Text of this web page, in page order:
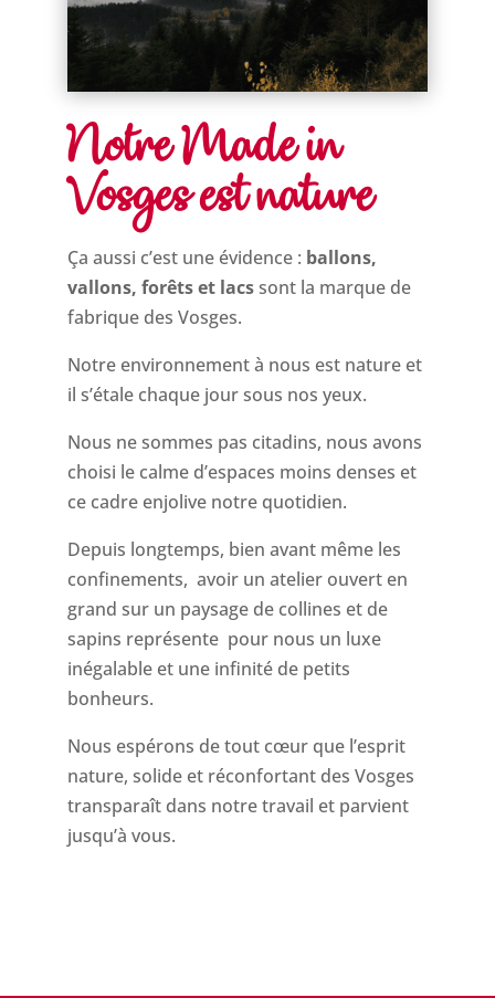
Notre Made in
Vosges est nature
Ça aussi c’est une évidence : ballons,
vallons, forêts et lacssont la marque de
fabrique des Vosges.
Notre environnement à nous est nature et
il s’étale chaque jour sous nos yeux.
Nous ne sommes pas citadins, nous avons
choisi le calme d’espaces moins denses et
ce cadre enjolive notre quotidien.
Depuis longtemps, bien avant même les
confinements, avoir un atelier ouvert en
grand sur un paysage de collines et de
sapins représente pour nous un luxe
inégalable et une infinité de petits
bonheurs.
Nous espérons de tout cœur que l’esprit
nature, solide et réconfortant des Vosges
transparaît dans notre travail et parvient
jusqu’à vous.